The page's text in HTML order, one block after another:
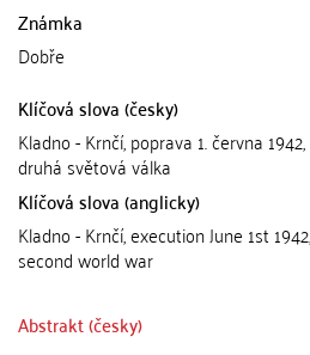
Známka
Dobře
Klíčová slova (česky)
Kladno - Krnčí, poprava 1. června
druhá světová válka
Klíčová slova (anglicky)
Kladno - Krnčí, execution June 1st
second world war
Abstrakt (česky)